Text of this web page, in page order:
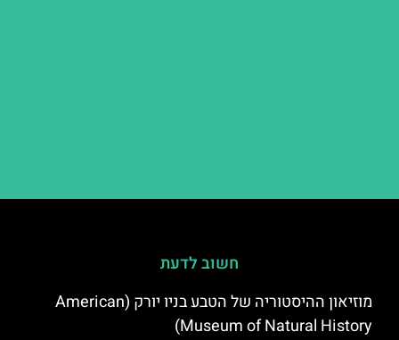
חשוב לדעת
מוזיאון ההיסטוריה של הטבע בניו יורק (American
Museum of Natural History)